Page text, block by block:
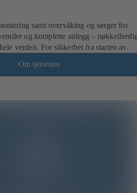
samt overvåking og sørger for
og komplette anlegg –
verden. For sikkerhet fra starten av.
Om tjenesten